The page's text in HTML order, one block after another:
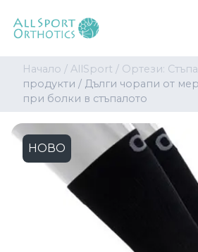
Начало / AllSport / Ортези:
продукти / Дълги чорапи от
при болки в стъпалото
НОВО